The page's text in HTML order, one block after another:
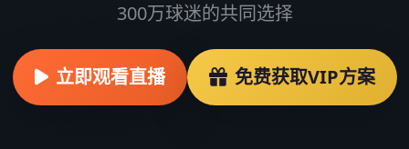
300万球迷的共同选择
立即观看直播 免费获取VIP方案